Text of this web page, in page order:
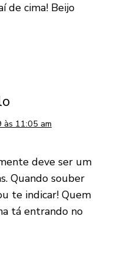
de cima! Beijo
11:05 am
deve ser um
Quando souber
te indicar! Quem
tá entrando no